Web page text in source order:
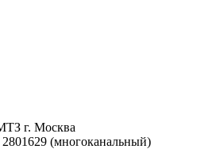
г. Москва
(многоканальный)